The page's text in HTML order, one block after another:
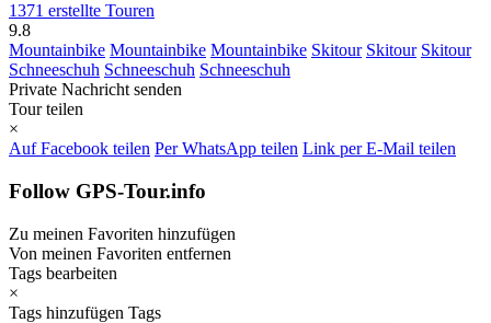
1371 erstellte Touren
9.8
Mountainbike Mountainbike Mountainbike Skitour Skitour Skitour
Schneeschuh Schneeschuh Schneeschuh
Private Nachricht senden
Tour teilen
×
Auf Facebook teilen Per WhatsApp teilen Link per E-Mail teilen
Follow GPS-Tour.info
Zu meinen Favoriten hinzufügen
Von meinen Favoriten entfernen
Tags bearbeiten
×
Tags hinzufügen Tags